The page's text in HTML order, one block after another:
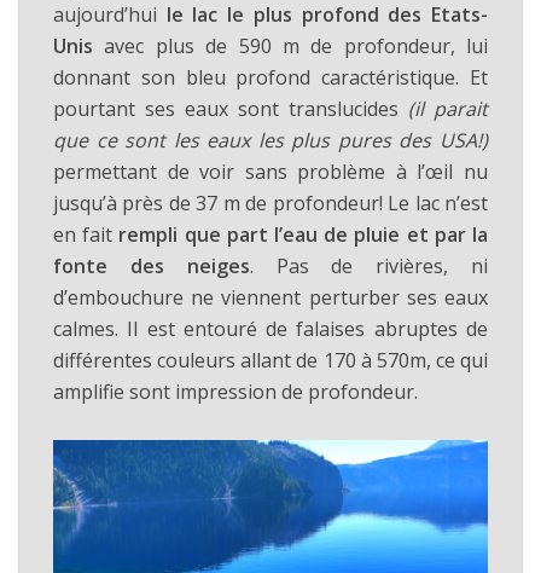
aujourd’hui le lac le plus profond des Etats-
Unisavec plus de 590 m de profondeur, lui
donnant son bleu profond caractéristique. Et
pourtant ses eaux sont translucides (il parait
que ce sont les eaux les plus pures des USA!)
permettant de voir sans problème à l’œil nu
jusqu’à près de 37 m de profondeur! Le lac n’est
en fait rempli que part l’eau de pluie et par la
fonte des neiges. Pas de rivières, ni
d’embouchure ne viennent perturber ses eaux
calmes. Il est entouré de falaises abruptes de
différentes couleurs allant de 170 à 570m, ce qui
amplifie sont impression de profondeur.